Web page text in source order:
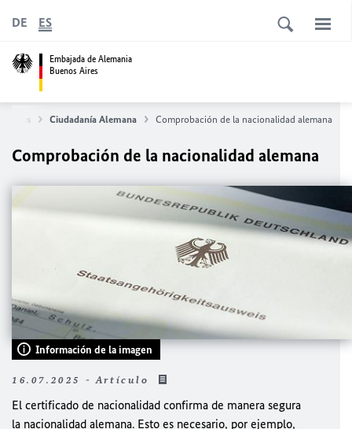
Embajada de Alemania
Buenos Aires
DE ES
Ciudadanía Alemana Comprobación de la nacionalidad alemana
Comprobación de la nacionalidad alemana
Información de la imagen
16.07.2025 - Artículo
El certificado de nacionalidad confirma de manera segura
la nacionalidad alemana. Esto es necesario, por ejemplo,